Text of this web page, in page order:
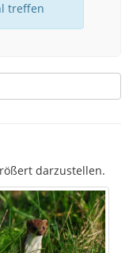
treffen
darzustellen.